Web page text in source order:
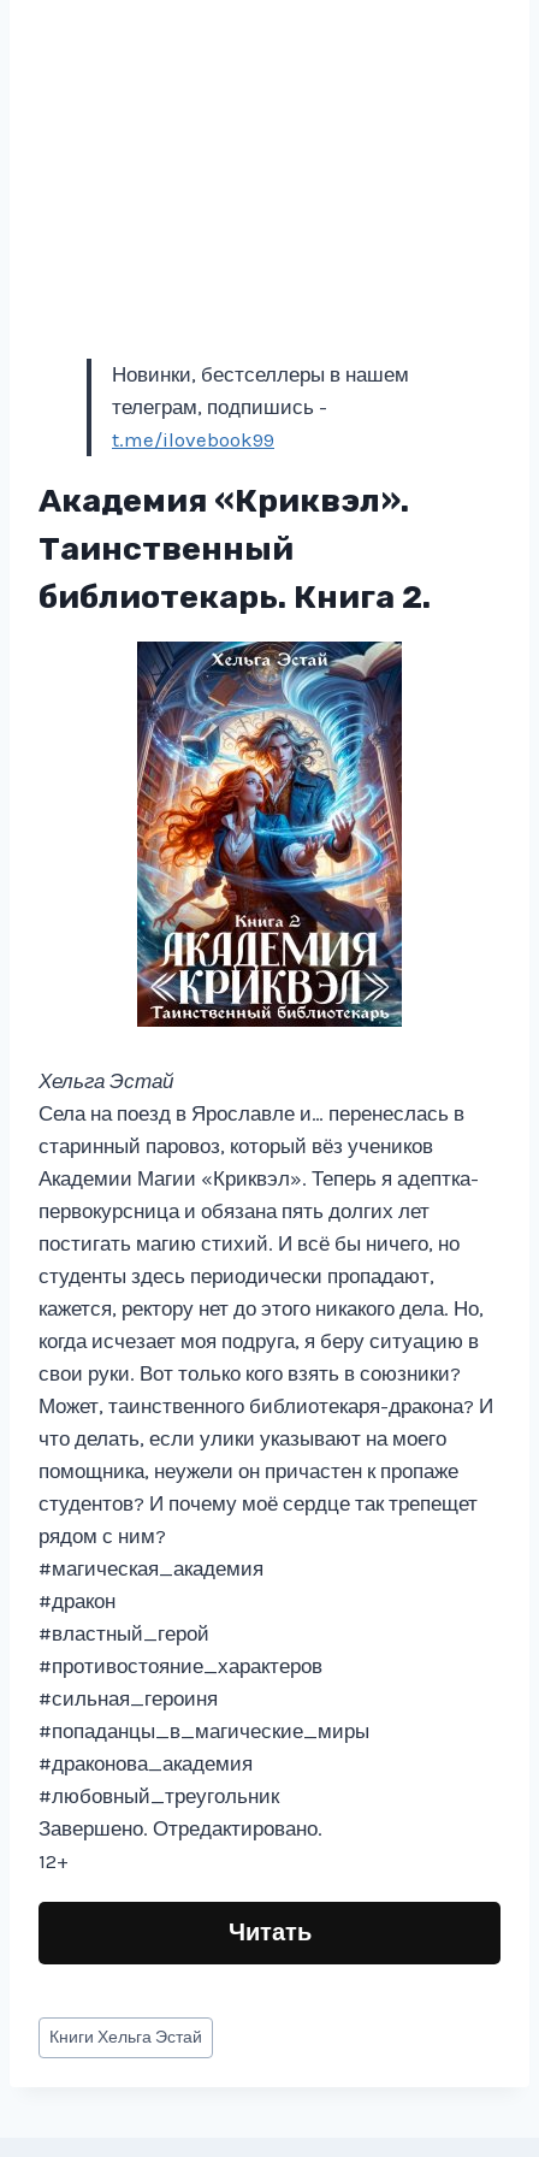
Новинки, бестселлеры в нашем
телеграм, подпишись -
t.me/ilovebook99
Академия «Криквэл».
Таинственный
библиотекарь. Книга 2.
Хельга Эстай
Села на поезд в Ярославле и… перенеслась в
старинный паровоз, который вёз учеников
Академии Магии «Криквэл». Теперь я адептка-
первокурсница и обязана пять долгих лет
постигать магию стихий. И всё бы ничего, но
студенты здесь периодически пропадают,
кажется, ректору нет до этого никакого дела. Но,
когда исчезает моя подруга, я беру ситуацию в
свои руки. Вот только кого взять в союзники?
Может, таинственного библиотекаря-дракона? И
что делать, если улики указывают на моего
помощника, неужели он причастен к пропаже
студентов? И почему моё сердце так трепещет
рядом с ним?
#магическая_академия
#дракон
#властный_герой
#противостояние_характеров
#сильная_героиня
#попаданцы_в_магические_миры
#драконова_академия
#любовный_треугольник
Завершено. Отредактировано.
12+
Читать
Метки
записи:
КнигиХельга Эстай